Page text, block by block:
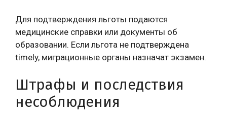
Для подтверждения льготы подаются
медицинские справки или документы об
образовании. Если льгота не подтверждена
timely, миграционные органы назначат экзамен.
Штрафы и последствия
несоблюдения